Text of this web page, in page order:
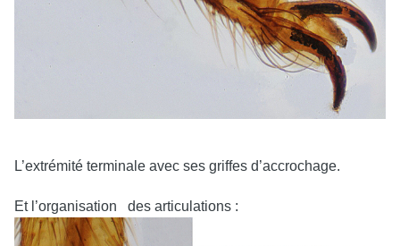
L’extrémité terminale avec ses griffes d’accrochage.
Et l’organisation des articulations :